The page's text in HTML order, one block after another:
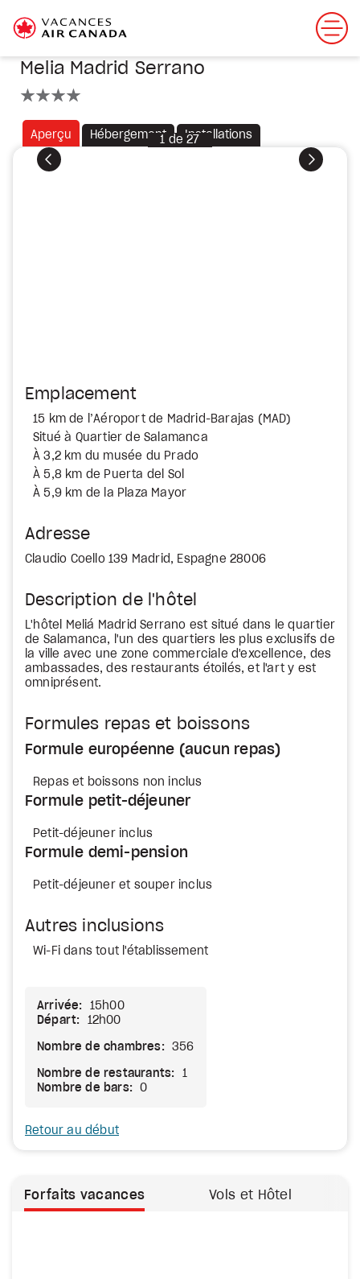
Melia Madrid Serrano
Aperçu Hébergement Installations
Précédent Suivant
1 de27
Emplacement
15 km de l’Aéroport de Madrid-Barajas (MAD)
Situé à Quartier de Salamanca
À 3,2 km du musée du Prado
À 5,8 km de Puerta del Sol
À 5,9 km de la Plaza Mayor
Adresse
Claudio Coello 139 Madrid, Espagne 28006
Description de l'hôtel
L'hôtel Meliá Madrid Serrano est situé dans le quartier
de Salamanca, l'un des quartiers les plus exclusifs de
la ville avec une zone commerciale d'excellence, des
ambassades, des restaurants étoilés, et l'art y est
omniprésent.
Formules repas et boissons
Formule européenne (aucun repas)
Repas et boissons non inclus
Formule petit-déjeuner
Petit-déjeuner inclus
Formule demi-pension
Petit-déjeuner et souper inclus
Autres inclusions
Wi-Fi dans tout l'établissement
Arrivée:
15h00
Départ:
12h00
Nombre de chambres: 356
Nombre de restaurants:
1
Nombre de bars:
0
Retour au début
Forfaits vacances Vols et Hôtel